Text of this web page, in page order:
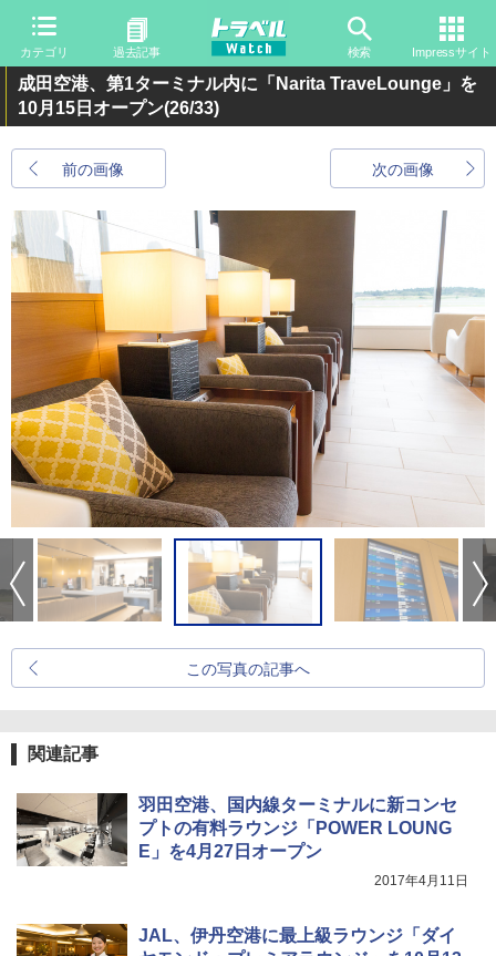
カテゴリ 過去記事 検索 Impressサイト
成田空港、第1ターミナル内に「Narita TraveLounge」を
10月15日オープン(26/33)
前の画像 次の画像
この写真の記事へ
関連記事
羽田空港、国内線ターミナルに新コンセ
プトの有料ラウンジ「POWER LOUNG
E」を4月27日オープン
2017年4月11日
JAL、伊丹空港に最上級ラウンジ「ダイ